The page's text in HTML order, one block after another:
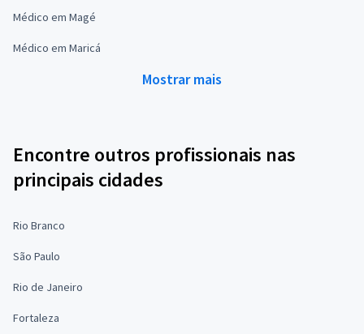
Médico em Magé
Médico em Maricá
Mostrar mais
Encontre outros profissionais nas
principais cidades
Rio Branco
São Paulo
Rio de Janeiro
Fortaleza